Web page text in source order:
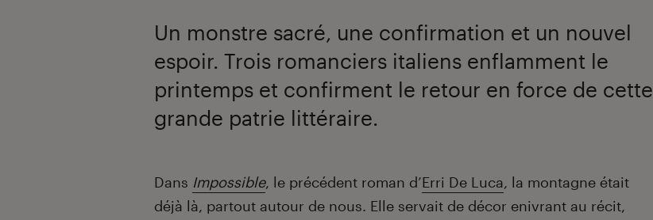
Un monstre sacré, une confirmation et un nouvel
espoir. Trois romanciers italiens enflamment le
printemps et confirment le retour en force de cette
grande patrie littéraire.
Introduction
Dans Impossible, le précédent roman d’Erri De Luca, la montagne était
déjà là, partout autour de nous. Elle servait de décor enivrant au récit,